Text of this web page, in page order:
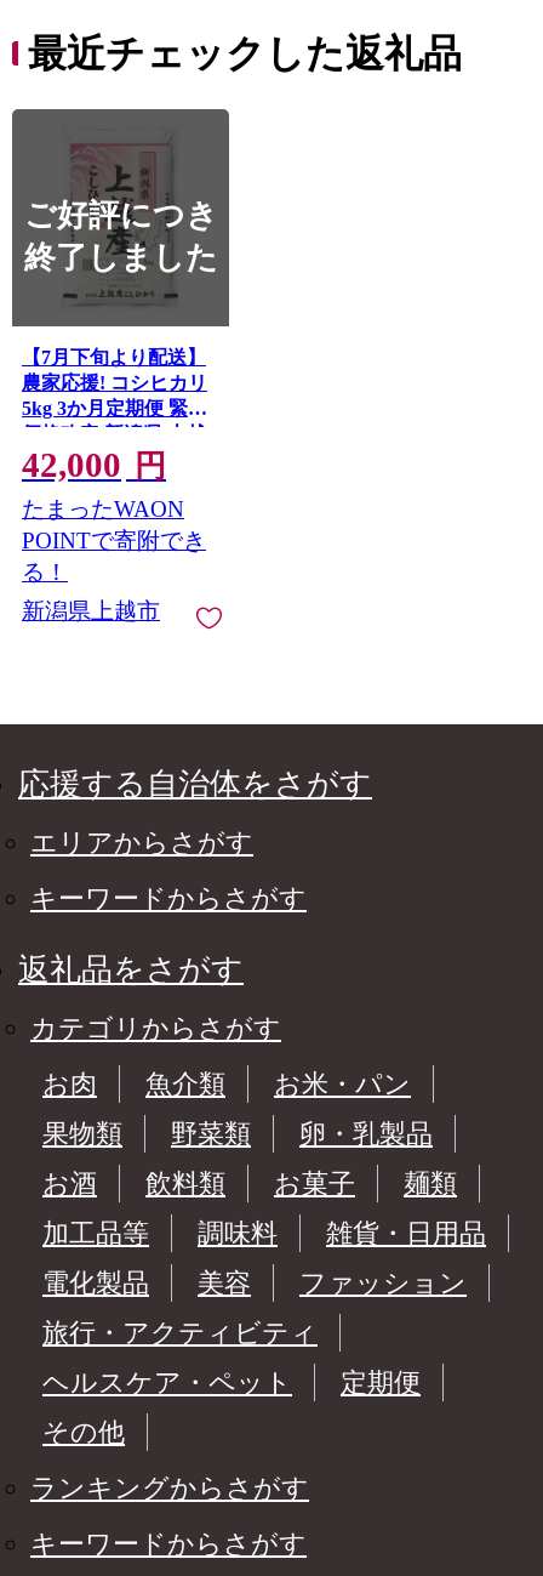
最近チェックした返礼品
ご好評につき
終了しました
【7月下旬より配送】
農家応援! コシヒカリ
5kg 3か月定期便 緊急
価格改定 新潟県 上越
市産 令和7年産 お米
精米 米 ご飯 送料無料
42,000 円
たまったWAON
POINTで寄附でき
る！
新潟県上越市
応援する自治体をさがす
エリアからさがす
キーワードからさがす
返礼品をさがす
カテゴリからさがす
お肉
魚介類
お米・パン
果物類
野菜類
卵・乳製品
お酒
飲料類 お菓子
麺類
加工品等
調味料
雑貨・日用品
電化製品
美容
ファッション
旅行・アクティビティ
ヘルスケア・ペット
定期便
その他
ランキングからさがす
キーワードからさがす